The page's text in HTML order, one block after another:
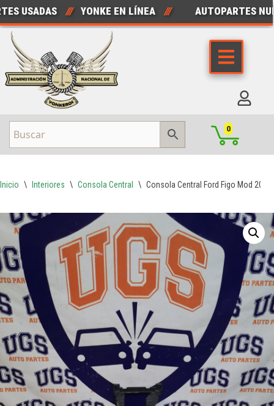
Saltar
al
contenido
USADAS /// YONKE EN LÍNEA /// AUTOPARTES
0
Inicio \ Interiores \ Consola Central \ Consola Central Ford Figo Mod 2016